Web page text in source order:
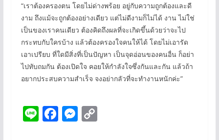
“เราต้องครองตน โดยไม่ด่างพร้อย อยู่กับความถูกต้องและดี
งาม ถึงแม้จะถูกต้องอย่างเดียว แต่ไม่ดีงามก็ไม่ได้ งาน ไม่ใช่
เป็นของเราคนเดียว ต้องคิดถึงผลที่จะเกิดขึ้นด้วยว่าจะไป
กระทบกับใครบ้าง แล้วต้องครองใจคนให้ได้ โดยไม่เอารัด
เอาเปรียบ ที่ใดมีสิ่งที่เป็นปัญหา เป็นจุดอ่อนของคนอื่น ก็อย่า
ไปทับถมกัน ต้องเปิดใจ คอยให้กำลังใจซึ่งกันและกัน แล้วถ้า
อยากประสบความสำเร็จ จงอย่ากลัวที่จะทำงานหนักค่ะ”
Li
n
F
ac
M
e
C